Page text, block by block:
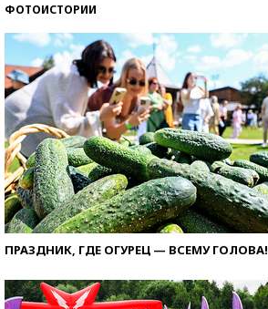
ФОТОИСТОРИИ
ПРАЗДНИК, ГДЕ ОГУРЕЦ — ВСЕМУ ГОЛОВА!